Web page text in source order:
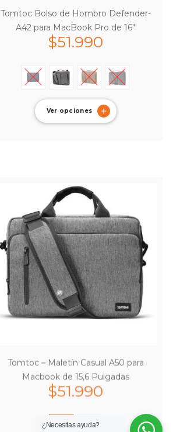
Tomtoc Bolso de Hombro Defender-
A42 para MacBook Pro de 16″
$51.990
Ver opciones
Macbook de 15,6 Pulgadas
$51.990
¿Necesitas ayuda?